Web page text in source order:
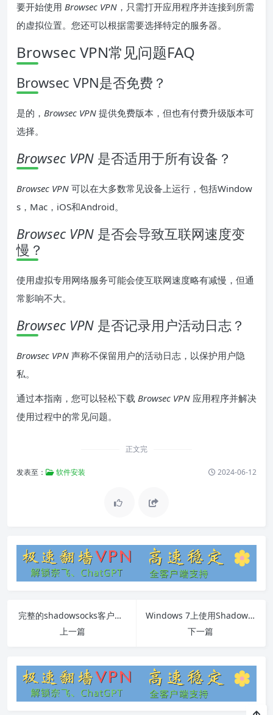
要开始使用 Browsec VPN ，只需打开应用程序并连接到所需
的虚拟位置。您还可以根据需要选择特定的服务器。
Browsec VPN常见问题FAQ
Browsec VPN是否免费？
是的， Browsec VPN 提供免费版本，但也有付费升级版本可
选择。
Browsec VPN 是否适用于所有设备？
Browsec VPN 可以在大多数常见设备上运行，包括Window
s，Mac，iOS和Android。
Browsec VPN 是否会导致互联网速度变
慢？
使用虚拟专用网络服务可能会使互联网速度略有减慢，但通
常影响不大。
Browsec VPN 是否记录用户活动日志？
Browsec VPN 声称不保留用户的活动日志，以保护用户隐
私。
通过本指南，您可以轻松下载 Browsec VPN 应用程序并解决
使用过程中的常见问题。
正文完
发表至： 软件安装 2024-06-12
完整的shadowsocks客户端指南
上一篇
Windows 7上使用Shadowsocks教程
下一篇